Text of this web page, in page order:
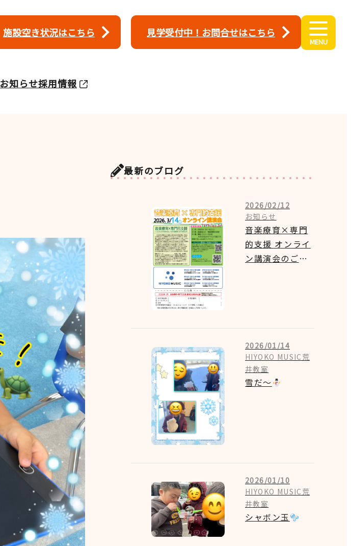
施設空き状況はこちら 見学受付中！お問合せはこちら
お知らせ採用情報
最新のブログ
2026/02/12
お知らせ
音楽療育×専門
的支援 オンライ
ン講演会のご案
2026/01/14
HIYOKO MUSIC荒
井教室
雪だ～
2026/01/10
HIYOKO MUSIC荒
井教室
シャボン玉